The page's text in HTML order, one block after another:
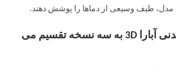
مدل، طیف وسیعی از دماها را پوشش دهند.
پمپ سانتریفیوژ چدنی آبارا 3D به سه نسخه تقسیم می